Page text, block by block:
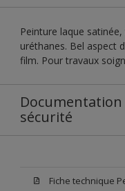
Peinture laque
uréthanes. Bel aspect
film. Pour travaux
sécurité
Fiche technique